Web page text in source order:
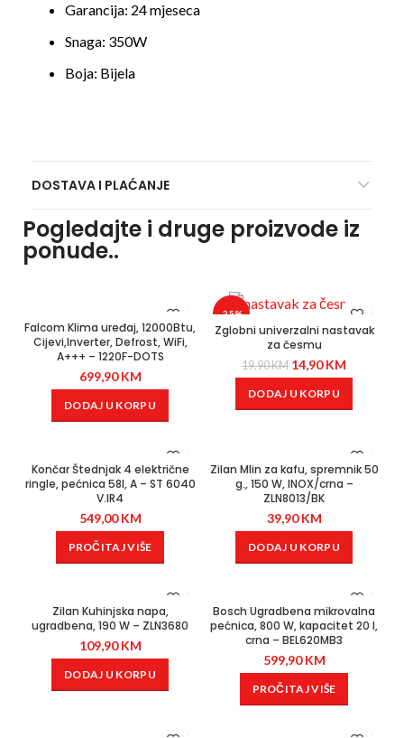
Garancija: 24 mjeseca
Snaga: 350W
Boja: Bijela
DOSTAVA I PLAĆANJE
Pogledajte i druge proizvode iz
ponude..
Falcom Klima uređaj, 12000Btu,
Cijevi,Inverter, Defrost, WiFi,
A+++ – 1220F-DOTS
699,90KM
DODAJ U KORPU
-25%
Zglobni univerzalni nastavak
za česmu
19,90KM 14,90KM
DODAJ U KORPU
Končar Štednjak 4 električne
ringle, pećnica 58l, A – ST 6040
V.IR4
549,00KM
PROČITAJ VIŠE
Zilan Mlin za kafu, spremnik 50
g., 150 W, INOX/crna –
ZLN8013/BK
39,90KM
DODAJ U KORPU
Zilan Kuhinjska napa,
ugradbena, 190 W – ZLN3680
109,90KM
DODAJ U KORPU
Bosch Ugradbena mikrovalna
pećnica, 800 W, kapacitet 20 l,
crna – BEL620MB3
599,90KM
PROČITAJ VIŠE